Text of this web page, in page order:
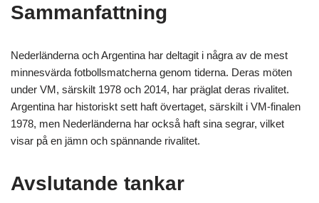
Sammanfattning
Nederländerna och Argentina har deltagit i några av de mest
minnesvärda fotbollsmatcherna genom tiderna. Deras möten
under VM, särskilt 1978 och 2014, har präglat deras rivalitet.
Argentina har historiskt sett haft övertaget, särskilt i VM-finalen
1978, men Nederländerna har också haft sina segrar, vilket
visar på en jämn och spännande rivalitet.
Avslutande tankar